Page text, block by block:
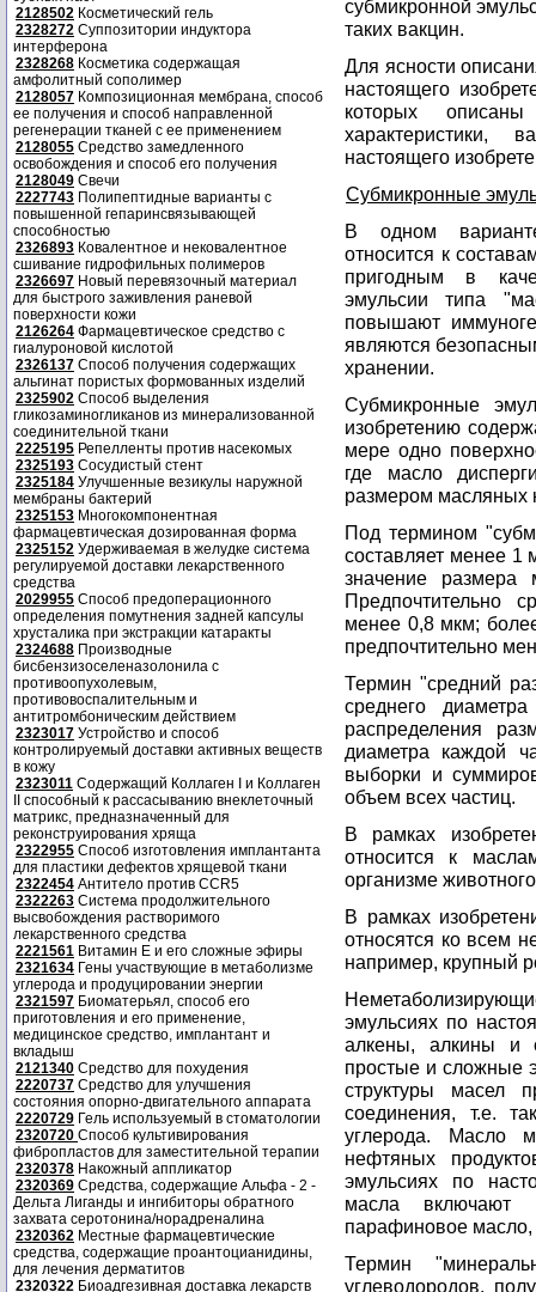
2128502 Косметический гель
2328272 Суппозитории индуктора
интерферона
2328268 Косметика содержащая
амфолитный сополимер
2128057 Композиционная мембрана, способ
ее получения и способ направленной
регенерации тканей с ее применением
2128055 Средство замедленного
освобождения и способ его получения
2128049 Свечи
2227743 Полипептидные варианты с
повышенной гепаринсвязывающей
способностью
2326893 Ковалентное и нековалентное
сшивание гидрофильных полимеров
2326697 Новый перевязочный материал
для быстрого заживления раневой
поверхности кожи
2126264 Фармацевтическое средство с
гиалуроновой кислотой
2326137 Способ получения содержащих
альгинат пористых формованных изделий
2325902 Способ выделения
гликозаминогликанов из минерализованной
соединительной ткани
2225195 Репелленты против насекомых
2325193 Сосудистый стент
2325184 Улучшенные везикулы наружной
мембраны бактерий
2325153 Многокомпонентная
фармацевтическая дозированная форма
2325152 Удерживаемая в желудке система
регулируемой доставки лекарственного
средства
2029955 Способ предоперационного
определения помутнения задней капсулы
хрусталика при экстракции катаракты
2324688 Производные
бисбензизоселеназолонила с
противоопухолевым,
противовоспалительным и
антитромбоническим действием
2323017 Устройство и способ
контролируемый доставки активных веществ
в кожу
2323011 Содержащий Коллаген I и Коллаген
II способный к рассасыванию внеклеточный
матрикс, предназначенный для
реконструирования хряща
2322955 Способ изготовления имплантанта
для пластики дефектов хрящевой ткани
2322454 Антитело против CCR5
2322263 Система продолжительного
высвобождения растворимого
лекарственного средства
2221561 Витамин Е и его сложные эфиры
2321634 Гены участвующие в метаболизме
углерода и продуцировании энергии
2321597 Биоматерьял, способ его
приготовления и его применение,
медицинское средство, имплантант и
вкладыш
2121340 Средство для похудения
2220737 Средство для улучшения
состояния опорно-двигательного аппарата
2220729 Гель используемый в стоматологии
2320720 Способ культивирования
фибропластов для заместительной терапии
2320378 Накожный аппликатор
2320369 Средства, содержащие Альфа - 2 -
Дельта Лиганды и ингибиторы обратного
захвата серотонина/норадреналина
2320362 Местные фармацевтические
средства, содержащие проантоцианидины,
для лечения дерматитов
2320322 Биоадгезивная доставка лекарств
субмикронной
таких вакцин.
Для ясности
настоящего
которых
характеристики,
настоящего
Субмикронные
В одном
относится к
пригодным в
эмульсии типа
повышают
являются
хранении.
Субмикронные
изобретению
мере одно
где масло
размером масляных
Под термином
составляет менее 1
значение размера
Предпочтительно
менее 0,8 мкм;
предпочтительно
Термин "средний
среднего
распределения
диаметра каждой
выборки и
объем всех частиц.
В рамках
относится к
организме
В рамках
относятся ко всем
например, крупный
эмульсиях по
алкены, алкины и
простые и сложные
структуры масел
соединения, т.е.
углерода. Масло
нефтяных
эмульсиях по
масла включают
парафиновое
Термин
углеводородов,